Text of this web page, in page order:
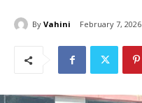
By Vahini February 7, 2026